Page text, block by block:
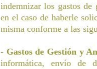
indemnizar los gastos
en el caso de haberle
misma conforme a las
- Gastos de Gestión y
informática, envío de